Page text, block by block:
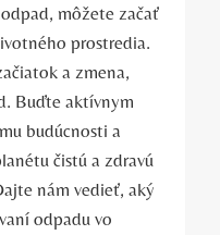
môžete začať
prostredia.
a zmena,
Buďte aktívnym
budúcnosti a
čistú a zdravú
nám vedieť, aký
odpadu vo